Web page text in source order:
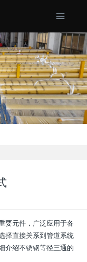
要元件，广泛应用于各
择直接关系到管道系统
介绍不锈钢等径三通的